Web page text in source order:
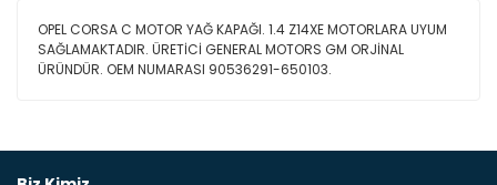
OPEL CORSA C MOTOR YAĞ KAPAĞI. 1.4 Z14XE MOTORLARA UYUM
SAĞLAMAKTADIR. ÜRETİCİ GENERAL MOTORS GM ORJİNAL
ÜRÜNDÜR. OEM NUMARASI 90536291-650103.